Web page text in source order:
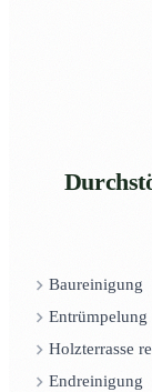
Baureinigung
Entrümpelung
Holzterrasse
Endreinigung